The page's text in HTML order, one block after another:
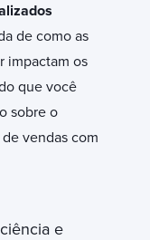
de como as
impactam os
que você
sobre o
vendas com
e